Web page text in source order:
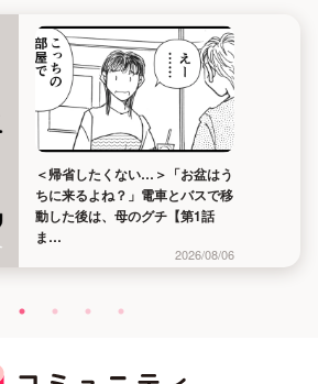
＜帰省したくない…＞「お盆はう
ちに来るよね？」電車とバスで移
動した後は、母のグチ【第1話
ま…
2026/08/06